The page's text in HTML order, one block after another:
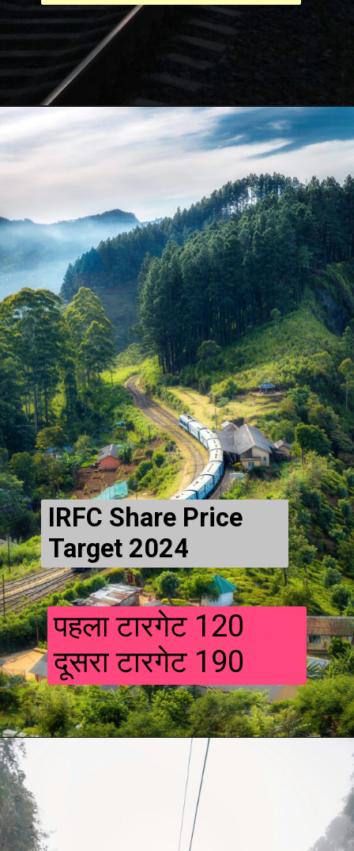
IRFC Share Price
Target 2024
पहला टारगेट 120
दूसरा टारगेट 190